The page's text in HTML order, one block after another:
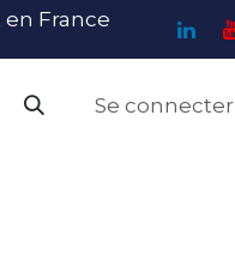
en France
Se connecter